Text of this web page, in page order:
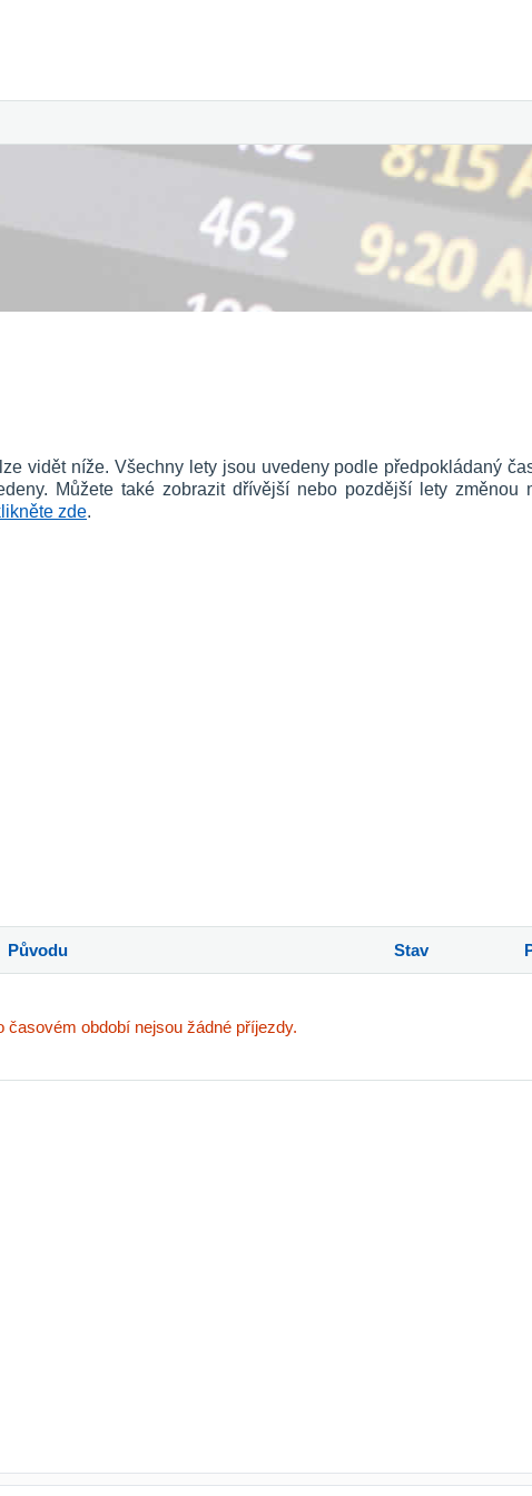
vidět níže. Všechny lety jsou uvedeny podle předpokládaný
Můžete také zobrazit dřívější nebo pozdější lety změnou
zde.
Původu Stav
časovém období nejsou žádné příjezdy.